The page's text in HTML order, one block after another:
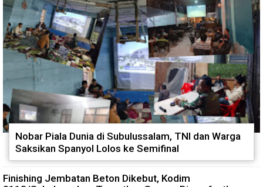
Nobar Piala Dunia di Subulussalam, TNI dan Warga
Saksikan Spanyol Lolos ke Semifinal
Finishing Jembatan Beton Dikebut, Kodim